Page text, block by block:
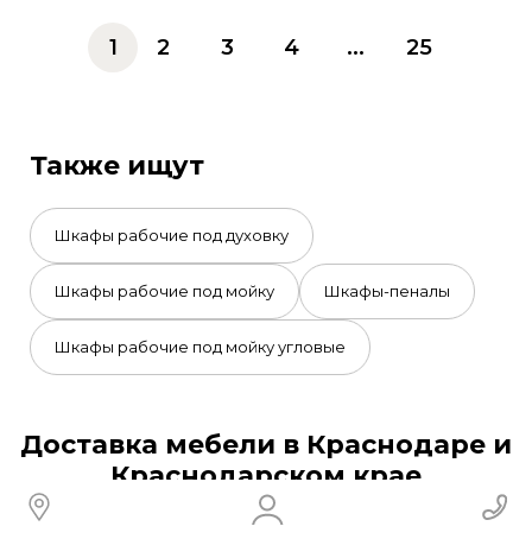
1 2 3 4 ... 25
Также ищут
Шкафы рабочие под духовку
Шкафы рабочие под мойку Шкафы-пеналы
Шкафы рабочие под мойку угловые
Доставка мебели в Краснодаре и
Краснодарском крае